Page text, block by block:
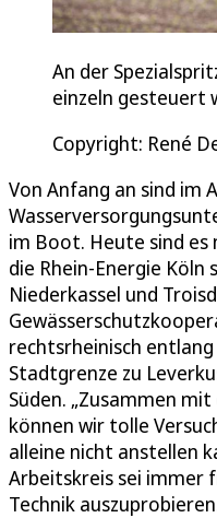
An der
einzeln gesteuert
Copyright: René
Von Anfang an sind im
im Boot. Heute sind es
die Rhein-Energie
Niederkassel und
rechtsrheinisch
Stadtgrenze zu
Süden. „Zusammen
können wir tolle
alleine nicht anstellen
Arbeitskreis sei immer
Technik